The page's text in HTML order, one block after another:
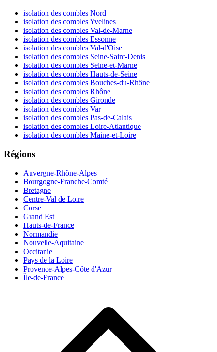
isolation des combles Nord
isolation des combles Yvelines
isolation des combles Val-de-Marne
isolation des combles Essonne
isolation des combles Val-d'Oise
isolation des combles Seine-Saint-Denis
isolation des combles Seine-et-Marne
isolation des combles Hauts-de-Seine
isolation des combles Bouches-du-Rhône
isolation des combles Rhône
isolation des combles Gironde
isolation des combles Var
isolation des combles Pas-de-Calais
isolation des combles Loire-Atlantique
isolation des combles Maine-et-Loire
Régions
Auvergne-Rhône-Alpes
Bourgogne-Franche-Comté
Bretagne
Centre-Val de Loire
Corse
Grand Est
Hauts-de-France
Normandie
Nouvelle-Aquitaine
Occitanie
Pays de la Loire
Provence-Alpes-Côte d'Azur
Île-de-France